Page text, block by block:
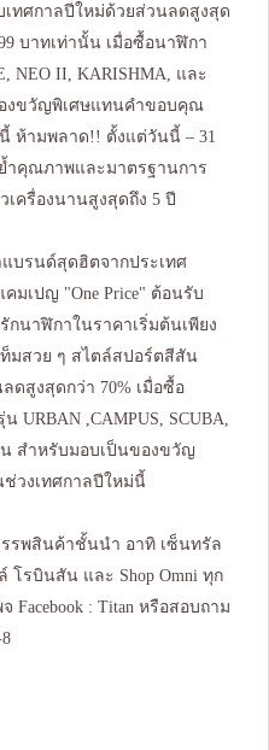
เทศกาลปีใหม่ด้วยส่วนลดสูงสุด
บาทเท่านั้น เมื่อซื้อนาฬิกา
NEO II, KARISHMA, และ
งขวัญพิเศษแทนคำขอบคุณ
ห้ามพลาด!! ตั้งแต่วันนี้ – 31
ำคุณภาพและมาตรฐานการ
ครื่องนานสูงสุดถึง 5 ปี
แบรนด์สุดฮิตจากประเทศ
มเปญ "One Price" ต้อนรับ
กนาฬิกาในราคาเริ่มต้นเพียง
ท็มสวย ๆ สไตล์สปอร์ตสีสัน
ดสูงสุดกว่า 70% เมื่อซื้อ
URBAN ,CAMPUS, SCUBA,
น สำหรับมอบเป็นของขวัญ
ช่วงเทศกาลปีใหม่นี้
รพสินค้าชั้นนำ อาทิ เซ็นทรัล
โรบินสัน และ Shop Omni ทุก
Facebook : Titan หรือสอบถาม